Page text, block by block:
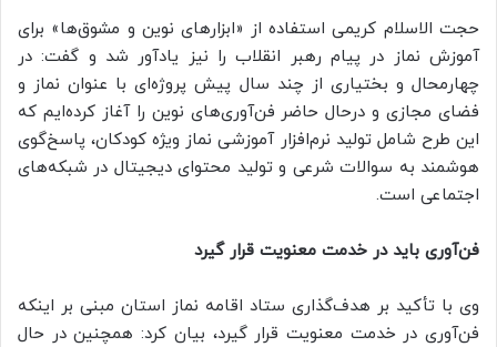
حجت الاسلام کریمی استفاده از «ابزارهای نوین و مشوق‌ها» برای
آموزش نماز در پیام رهبر انقلاب را نیز یادآور شد و گفت: در
چهارمحال و بختیاری از چند سال پیش پروژه‌ای با عنوان نماز و
فضای مجازی و درحال حاضر فن‌آوری‌های نوین را آغاز کرده‌ایم که
این طرح شامل تولید نرم‌افزار آموزشی نماز ویژه کودکان، پاسخ‌گوی
هوشمند به سوالات شرعی و تولید محتوای دیجیتال در شبکه‌های
اجتماعی است.
فن‌آوری باید در خدمت معنویت قرار گیرد
وی با تأکید بر هدف‌گذاری ستاد اقامه نماز استان مبنی بر اینکه
فن‌آوری در خدمت معنویت قرار گیرد، بیان کرد: همچنین در حال